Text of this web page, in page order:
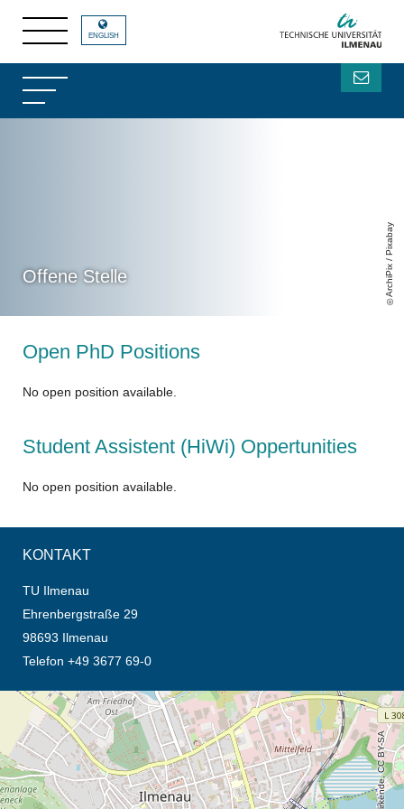
Offene Stelle ArchiPix / Pixabay
ENGLISH
Open PhD Positions
No open position available.
Student Assistent (HiWi) Oppertunities
No open position available.
KONTAKT
TU Ilmenau
Ehrenbergstraße 29
98693 Ilmenau
Telefon +49 3677 69-0
Öffnet die Anfahrtsbeschreibung in neuem Tab (Karte)